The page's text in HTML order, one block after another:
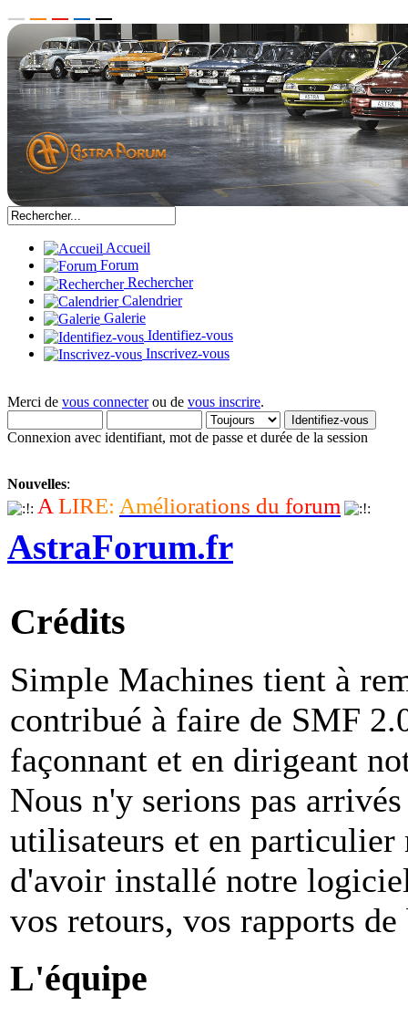
Accueil
Forum
Rechercher
Calendrier
Galerie
Identifiez-vous
Inscrivez-vous
Merci de vous connecterou de vous inscrire.
Connexion avec identifiant, mot de passe et durée de la session
Nouvelles:
A LIRE: Améliorations du forum
AstraForum.fr
Crédits
Simple Machines tient à
contribué à faire de SMF
façonnant et en dirigeant
Nous n'y serions pas
utilisateurs et en
d'avoir installé notre
vos retours, vos rapports
L'équipe